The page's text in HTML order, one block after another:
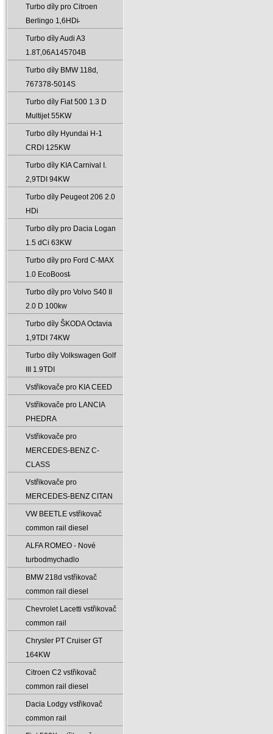
Turbo díly pro Citroen
Berlingo 1‚6HDi̵
Turbo díly Audi A3
1.8T‚06A145704B
Turbo díly BMW 118d‚
767378-5014S
Turbo díly Fiat 500 1.3 D
Multijet 55KW
Turbo díly Hyundai H-1
CRDI 125KW
Turbo díly KIA Carnival I.
2‚9TDI 94KW
Turbo díly Peugeot 206 2.0
HDi
Turbo díly pro Dacia Logan
1.5 dCi 63KW
Turbo díly pro Ford C-MAX
1.0 EcoBoost̵
Turbo díly pro Volvo S40 II
2.0 D 100kw
Turbo díly ŠKODA Octavia
1‚9TDI 74KW
Turbo díly Volkswagen Golf
III 1.9TDI
Vstřikovače pro KIA CEED
Vstřikovače pro LANCIA
PHEDRA
Vstřikovače pro
MERCEDES-BENZ C-
CLASS
Vstřikovače pro
MERCEDES-BENZ CITAN
VW BEETLE vstřikovač
common rail diesel
ALFA ROMEO - Nové
turbodmychadlo
BMW 218d vstřikovač
common rail diesel
Chevrolet Lacetti vstřikovač
common rail
Chrysler PT Cruiser GT
164KW
Citroen C2 vstřikovač
common rail diesel
Dacia Lodgy vstřikovač
common rail